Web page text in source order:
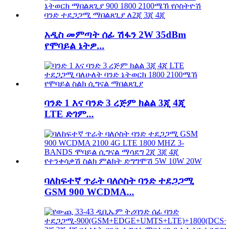
አዲስ መምጣት ሰፊ ሽፋን 2W 35dBm
የሞባይል ኔትዎ...
ባንድ 1 እና ባንድ 3 ረጅም ክልል 3ጂ 4ጂ
LTE ድገም...
ባለከፍተኛ ጥራት ባለሶስት ባንድ ተደጋጋሚ
GSM 900 WCDMA...